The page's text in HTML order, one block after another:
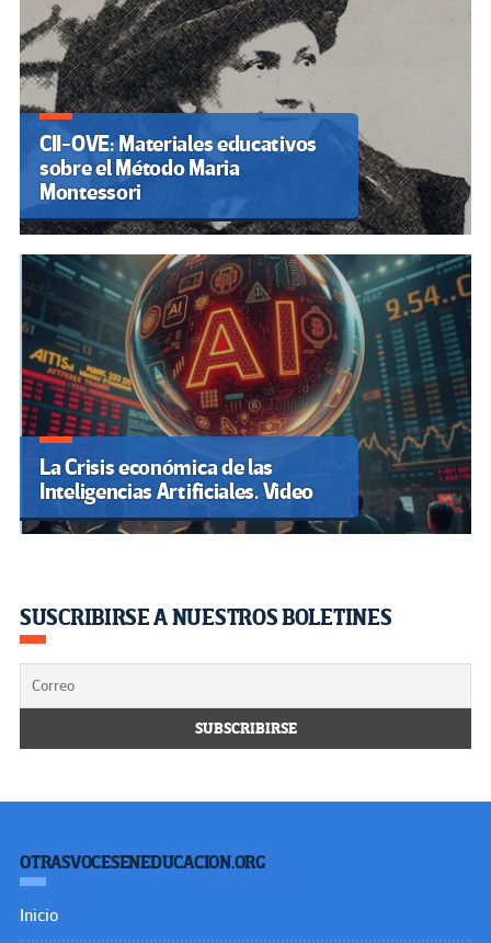
CII-OVE: Materiales educativos
sobre el Método Maria
Montessori
La Crisis económica de las
Inteligencias Artificiales. Video
SUSCRIBIRSE A NUESTROS BOLETINES
OTRASVOCESENEDUCACION.ORG
Inicio